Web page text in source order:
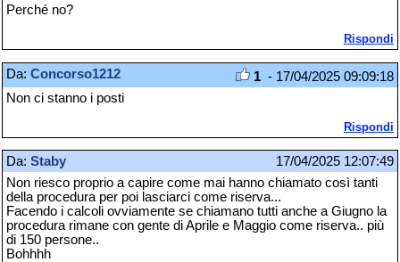
Perché no?
Rispondi
Da: Concorso1212 1 - 17/04/2025 09:09:18
Non ci stanno i posti
Rispondi
Da: Staby
17/04/2025 12:07:49
Non riesco proprio a capire come mai hanno chiamato così tanti
della procedura per poi lasciarci come riserva...
Facendo i calcoli ovviamente se chiamano tutti anche a Giugno la
procedura rimane con gente di Aprile e Maggio come riserva.. più
di 150 persone..
Bohhhh